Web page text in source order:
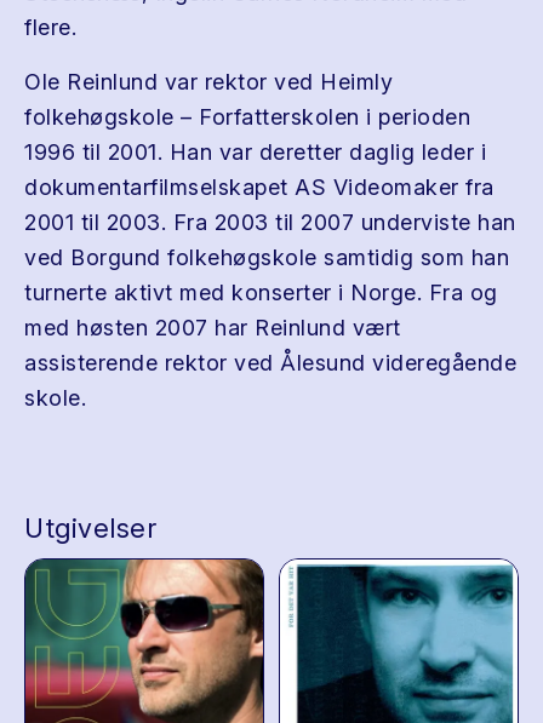
flere.
Ole Reinlund var rektor ved Heimly
folkehøgskole – Forfatterskolen i perioden
1996 til 2001. Han var deretter daglig leder i
dokumentarfilmselskapet AS Videomaker fra
2001 til 2003. Fra 2003 til 2007 underviste han
ved Borgund folkehøgskole samtidig som han
turnerte aktivt med konserter i Norge. Fra og
med høsten 2007 har Reinlund vært
assisterende rektor ved Ålesund videregående
skole.
Utgivelser